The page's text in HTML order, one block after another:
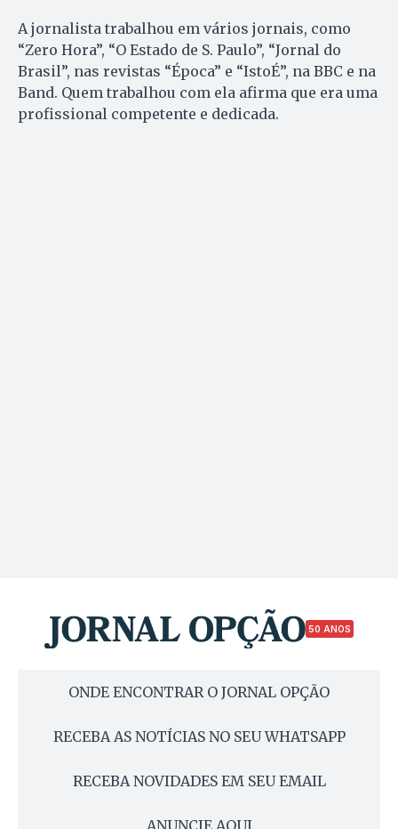
A jornalista trabalhou em vários jornais, como
“Zero Hora”, “O Estado de S. Paulo”, “Jornal do
Brasil”, nas revistas “Época” e “IstoÉ”, na BBC e na
Band. Quem trabalhou com ela afirma que era uma
profissional competente e dedicada.
50 ANOS
ONDE ENCONTRAR O JORNAL OPÇÃO
RECEBA AS NOTÍCIAS NO SEU WHATSAPP
RECEBA NOVIDADES EM SEU EMAIL